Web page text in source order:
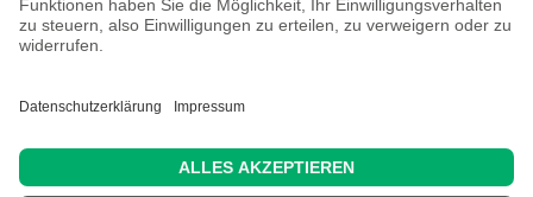
Juristisch betreut